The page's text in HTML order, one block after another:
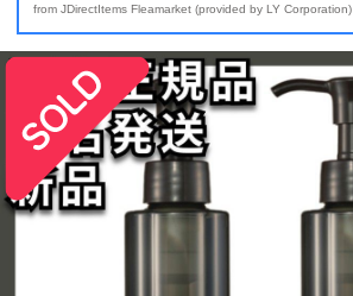
from JDirectItems Fleamarket (provided by LY Corporation)